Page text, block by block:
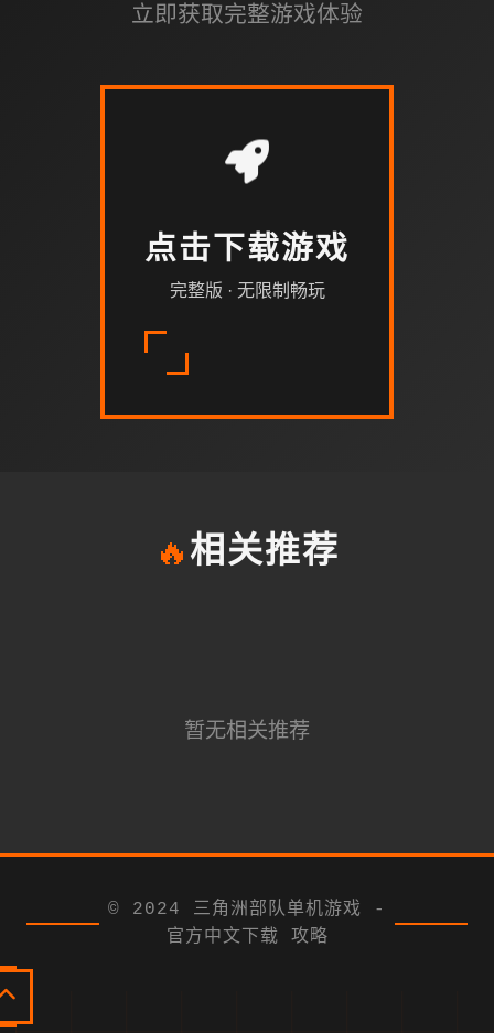
立即获取完整游戏体验
点击下载游戏
完整版 · 无限制畅玩
🔥相关推荐
暂无相关推荐
© 2024 三角洲部队单机游戏 -
官方中文下载 攻略